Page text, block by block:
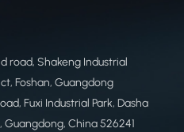
road, Shakeng Industrial
Foshan, Guangdong
Fuxi Industrial Park, Dasha
China 526241